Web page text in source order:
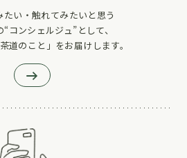
たい・触れてみたいと思う
コンシェルジュ”として、
道のこと」をお届けします。